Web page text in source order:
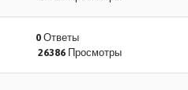
0 Ответы
26386 Просмотры